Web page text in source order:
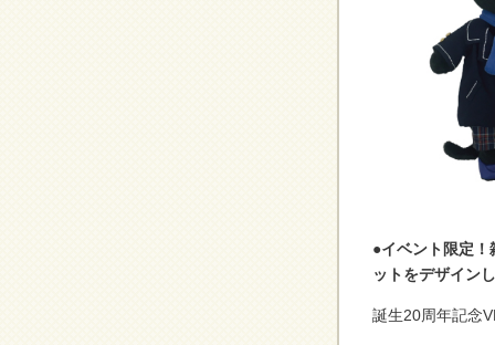
●イベント限定！
ットをデザイン
誕生20周年記念